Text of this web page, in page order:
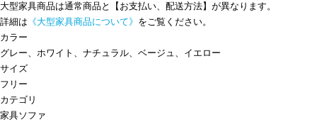
大型家具商品は通常商品と【お支払い、配送方法】が異なります。
詳細は 《大型家具商品について》 をご覧ください。
カラー
グレー、ホワイト、ナチュラル、ベージュ、イエロー
サイズ
フリー
カテゴリ
家具ソファ